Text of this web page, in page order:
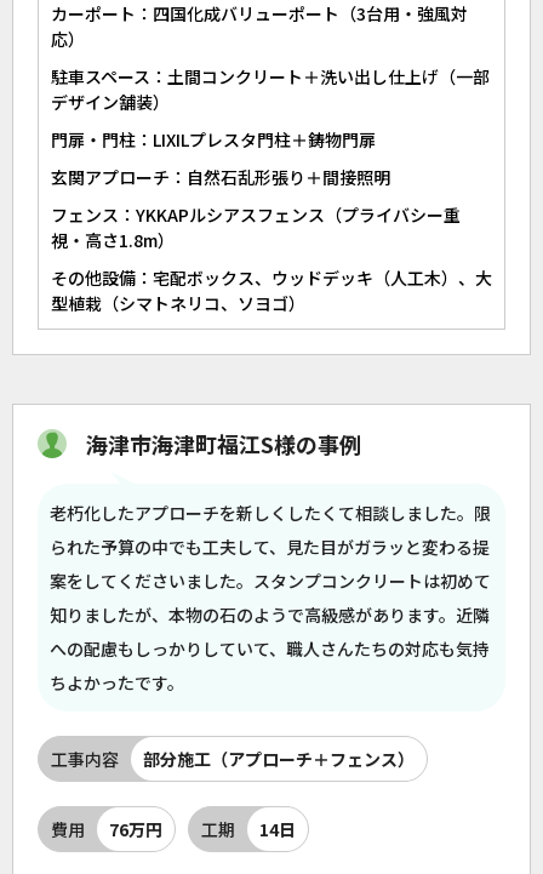
カーポート：四国化成バリューポート（3台用・強風対
応）
駐車スペース：土間コンクリート＋洗い出し仕上げ（一部
デザイン舗装）
門扉・門柱：LIXILプレスタ門柱＋鋳物門扉
玄関アプローチ：自然石乱形張り＋間接照明
フェンス：YKKAPルシアスフェンス（プライバシー重
視・高さ1.8m）
その他設備：宅配ボックス、ウッドデッキ（人工木）、大
型植栽（シマトネリコ、ソヨゴ）
海津市海津町福江S様の事例
老朽化したアプローチを新しくしたくて相談しました。限
られた予算の中でも工夫して、見た目がガラッと変わる提
案をしてくださいました。スタンプコンクリートは初めて
知りましたが、本物の石のようで高級感があります。近隣
への配慮もしっかりしていて、職人さんたちの対応も気持
ちよかったです。
工事内容 部分施工（アプローチ＋フェンス）
費用 76万円 工期 14日